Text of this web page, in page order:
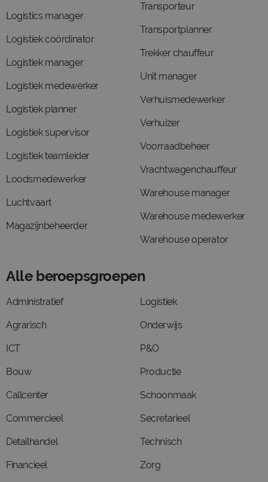
Logistics manager
Logistiek coördinator
Logistiek manager
Logistiek medewerker
Logistiek planner
Logistiek supervisor
Logistiek teamleider
Loodsmedewerker
Luchtvaart
Magazijnbeheerder
Transporteur
Transportplanner
Trekker chauffeur
Unit manager
Verhuismedewerker
Verhuizer
Voorraadbeheer
Vrachtwagenchauffeur
Warehouse manager
Warehouse medewerker
Warehouse operator
Alle beroepsgroepen
Administratief
Agrarisch
ICT
Bouw
Callcenter
Commercieel
Detailhandel
Financieel
Logistiek
Onderwijs
P&O
Productie
Schoonmaak
Secretarieel
Technisch
Zorg